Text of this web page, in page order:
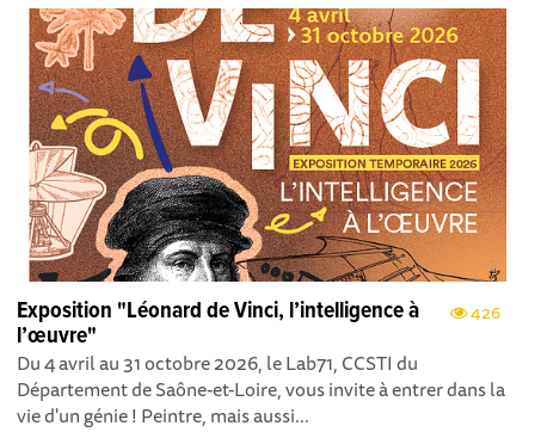
426
Exposition "Léonard de Vinci, l’intelligence à
l’œuvre"
Du 4 avril au 31 octobre 2026, le Lab71, CCSTI du
Département de Saône-et-Loire, vous invite à entrer dans la
vie d'un génie ! Peintre, mais aussi...